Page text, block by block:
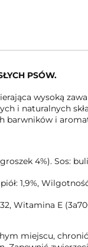
PSÓW.
wysoką
i naturalnych
barwników i
4%). Sos:
1,9%,
E
miejscu,